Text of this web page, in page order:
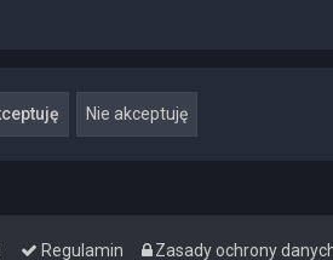
Zasady ochrony
Regulamin